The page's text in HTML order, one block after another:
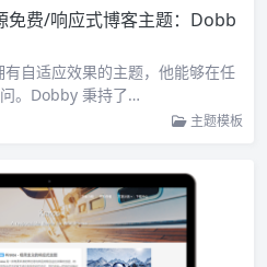
费/响应式博客主题：Dobb
自适应效果的主题，他能够在任
。Dobby 秉持了…
主题模板